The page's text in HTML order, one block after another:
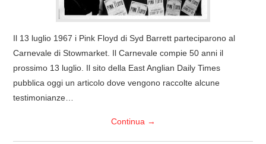
Il 13 luglio 1967 i Pink Floyd di Syd Barrett parteciparono al
Carnevale di Stowmarket. Il Carnevale compie 50 anni il
prossimo 13 luglio. Il sito della East Anglian Daily Times
pubblica oggi un articolo dove vengono raccolte alcune
testimonianze…
Continua →